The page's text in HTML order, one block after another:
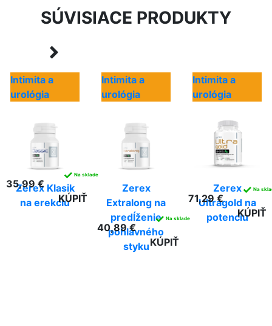
SÚVISIACE PRODUKTY
Intimita a
urológia
Zerex Klasik
na erekciu
35,99 €
✓ Na sklade
KÚPIŤ
Intimita a
urológia
Zerex
Extralong na
predĺženie
pohlavného
styku
40,89 €
✓ Na sklade
KÚPIŤ
Intimita a
urológia
Zerex
Ultragold na
potenciu
71,29 €
✓ Na
KÚPIŤ